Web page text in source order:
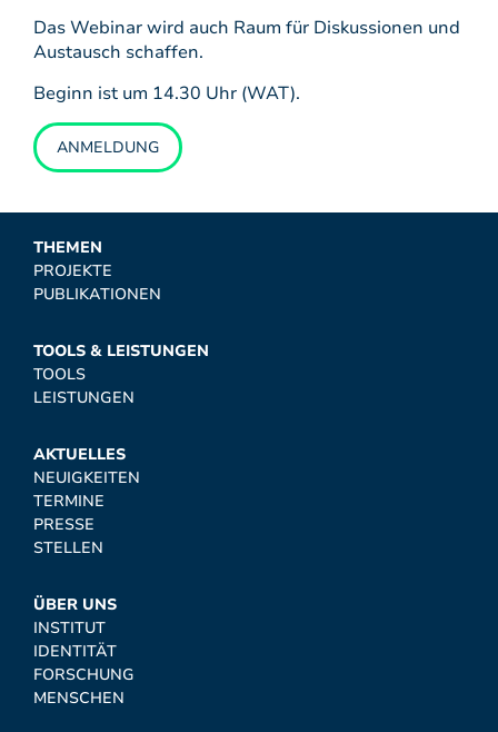
Das Webinar wird auch Raum für Diskussionen und
Austausch schaffen.
Beginn ist um 14.30 Uhr (WAT).
ANMELDUNG
THEMEN
PROJEKTE
PUBLIKATIONEN
TOOLS & LEISTUNGEN
TOOLS
LEISTUNGEN
AKTUELLES
NEUIGKEITEN
TERMINE
PRESSE
STELLEN
ÜBER UNS
INSTITUT
IDENTITÄT
FORSCHUNG
MENSCHEN